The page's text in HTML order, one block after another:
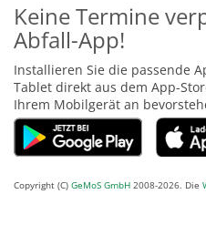
Keine Termine
Abfall-App!
Installieren Sie die passende
Tablet direkt aus dem App-
Ihrem Mobilgerät an
Copyright (C) GeMoS GmbH 2008-2026. Die